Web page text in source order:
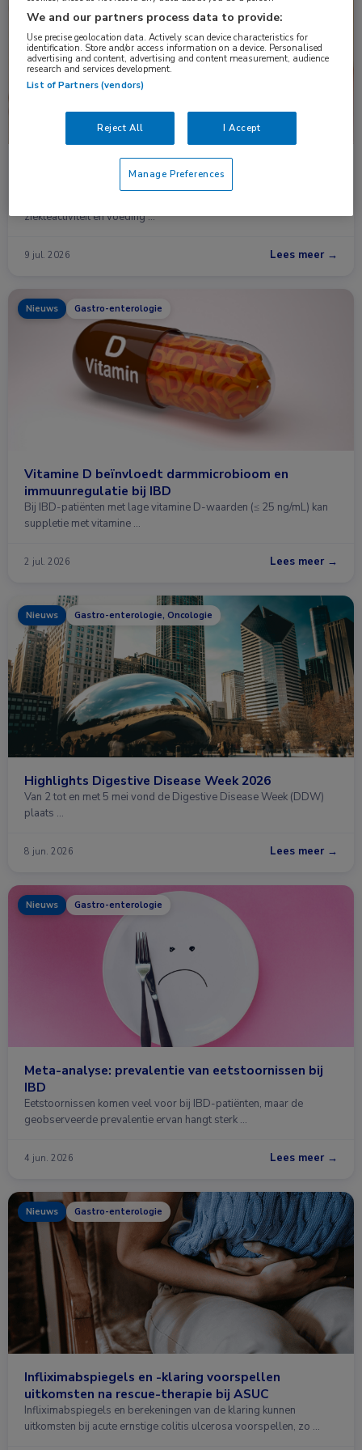
Handknijpkracht mogelijk bruikbare biomarker bij
ziekteactiviteit en voeding …
9 jul. 2026 Lees meer →
Nieuws Gastro-enterologie
Vitamine D beïnvloedt darmmicrobioom en
immuunregulatie bij IBD
Bij IBD-patiënten met lage vitamine D-waarden (≤ 25 ng/mL) kan
suppletie met vitamine …
2 jul. 2026 Lees meer →
Nieuws Gastro-enterologie, Oncologie
Highlights Digestive Disease Week 2026
Van 2 tot en met 5 mei vond de Digestive Disease Week (DDW)
plaats …
8 jun. 2026 Lees meer →
Nieuws Gastro-enterologie
Meta-analyse: prevalentie van eetstoornissen bij
IBD
Eetstoornissen komen veel voor bij IBD-patiënten, maar de
geobserveerde prevalentie ervan hangt sterk …
4 jun. 2026 Lees meer →
Nieuws Gastro-enterologie
Infliximabspiegels en -klaring voorspellen
uitkomsten na rescue-therapie bij ASUC
Infliximabspiegels en berekeningen van de klaring kunnen
uitkomsten bij acute ernstige colitis ulcerosa voorspellen, zo …
We and our partners process data to provide:
Use precise geolocation data. Actively scan device characteristics for
identification. Store and/or access information on a device. Personalised
advertising and content, advertising and content measurement, audience
research and services development.
List of Partners (vendors)
Reject All I Accept
Manage Preferences